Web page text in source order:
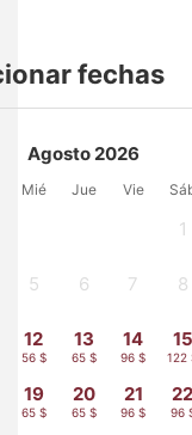
fechas
Agosto 2026
Mié Jue Vie
1
5 6 7 8
12
56 $
13
65 $
14
96 $
15
122
19
65 $
20
65 $
21
96 $
22
96